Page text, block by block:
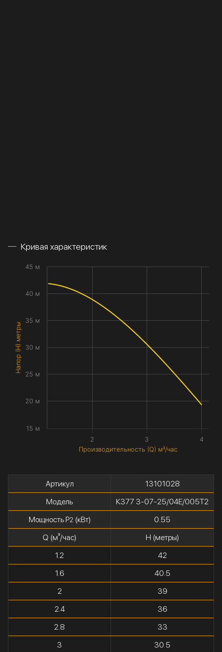
Кривая характеристик
Производительность (Q) м³/час
Напор (H) метры
2 3 4
15 м
20 м
25 м
30 м
35 м
40 м
45 м
Артикул
13101028
Модель
К377 3-07-25/04Е/005Т2
Мощность P2(кВт)
0.55
Q (м³/час)
H (метры)
1.2
42
1.6
40.5
2
39
2.4
36
2.8
33
3
30.5